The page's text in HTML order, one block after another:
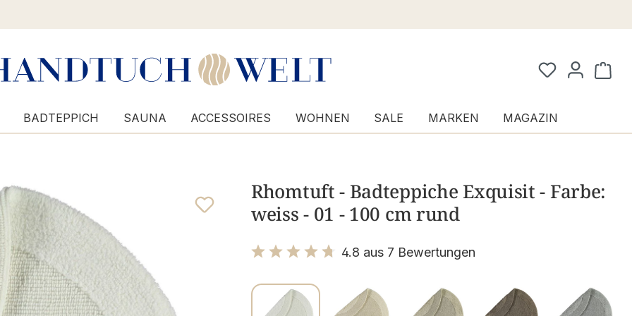
BADTEPPICH SAUNA ACCESSOIRES WOHNEN SALE MARKEN MAGAZIN
Rhomtuft - Badteppiche Exquisit - Farbe:
weiss - 01 - 100 cm rund
4.8 aus 7 Bewertungen